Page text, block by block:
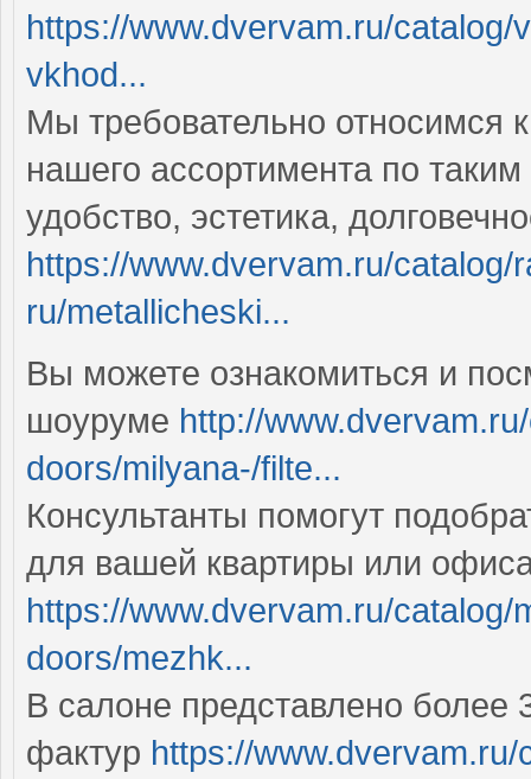
https://www.dvervam.ru/
vkhod...
Мы требовательно относимся
нашего ассортимента по
удобство, эстетика,
https://www.dvervam.ru/
ru/metallicheski...
Вы можете ознакомиться и
шоуруме http://
doors/milyana-/filte...
Консультанты помогут
для вашей квартиры или
https://www.dvervam.ru/
doors/mezhk...
В салоне представлено более
фактур https://